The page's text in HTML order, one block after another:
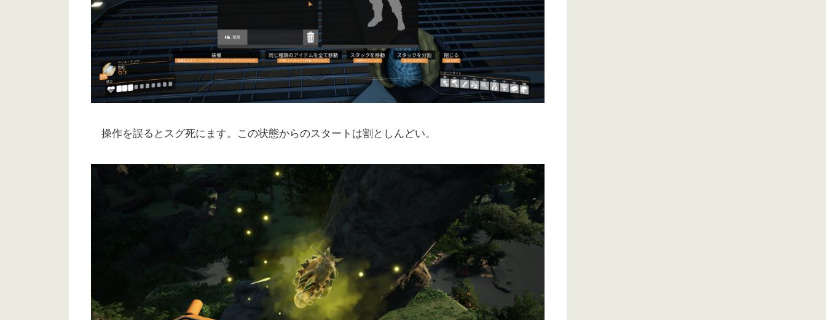
操作を誤るとスグ死にます。この状態からのスタートは割としんどい。